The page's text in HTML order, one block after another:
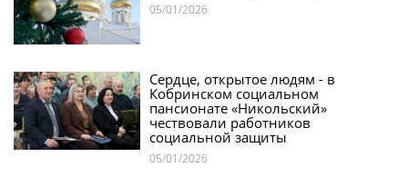
05/01/2026
05/01/2026
Сердце, открытое людям - в
Кобринском социальном
пансионате «Никольский»
чествовали работников
социальной защиты